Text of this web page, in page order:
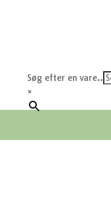
Søg efter en vare..
×